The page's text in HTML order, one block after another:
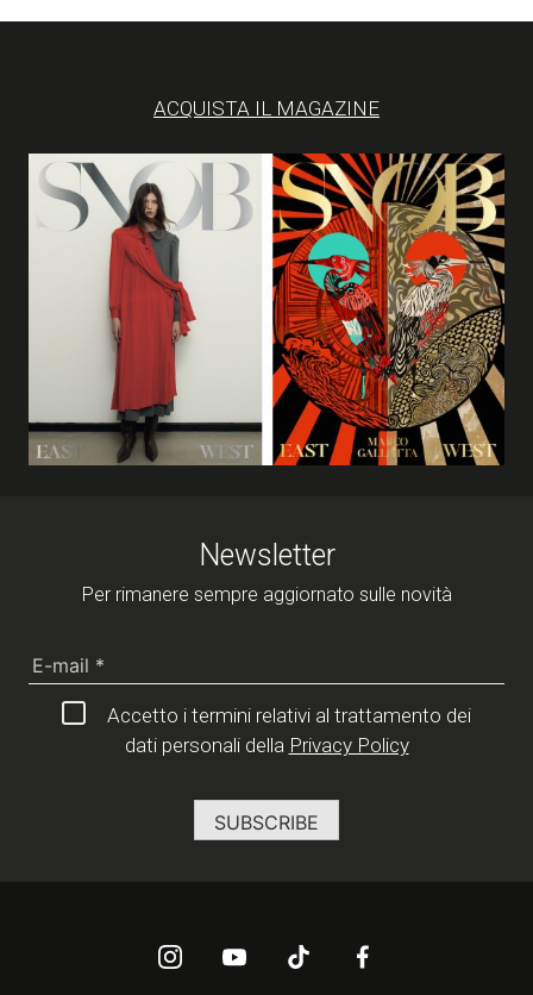
ACQUISTA IL MAGAZINE
Newsletter
Per rimanere sempre aggiornato sulle novità
Accetto i termini relativi al trattamento dei
dati personali della Privacy Policy